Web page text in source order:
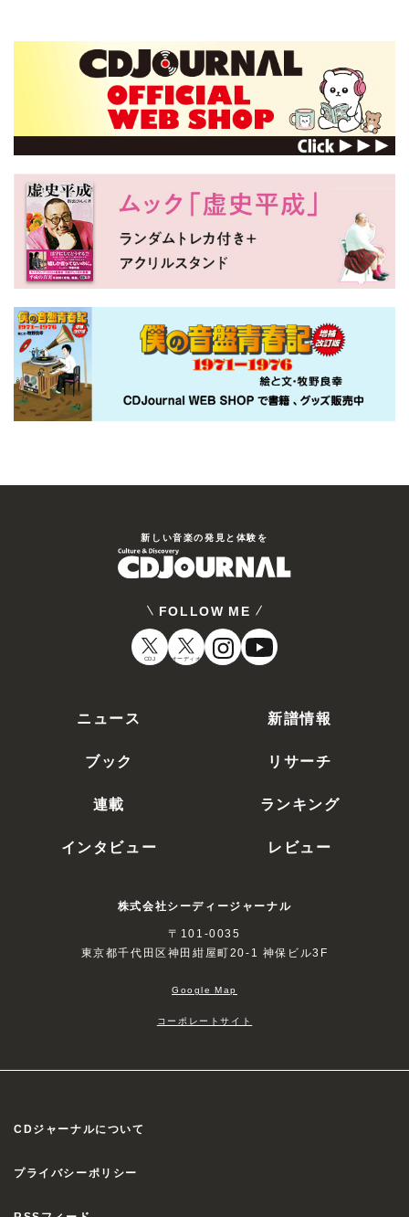
新しい⾳楽の発⾒と体験を
FOLLOW ME
CDJ オーディオ
ニュース
新譜情報
ブック
リサーチ
連載
ランキング
インタビュー
レビュー
株式会社シーディージャーナル
〒101-0035
東京都千代田区神田紺屋町20-1 神保ビル3F
Google Map
コーポレートサイト
CDジャーナルについて
プライバシーポリシー